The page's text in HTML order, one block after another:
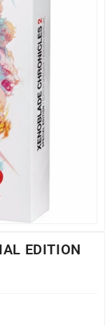
EDITION